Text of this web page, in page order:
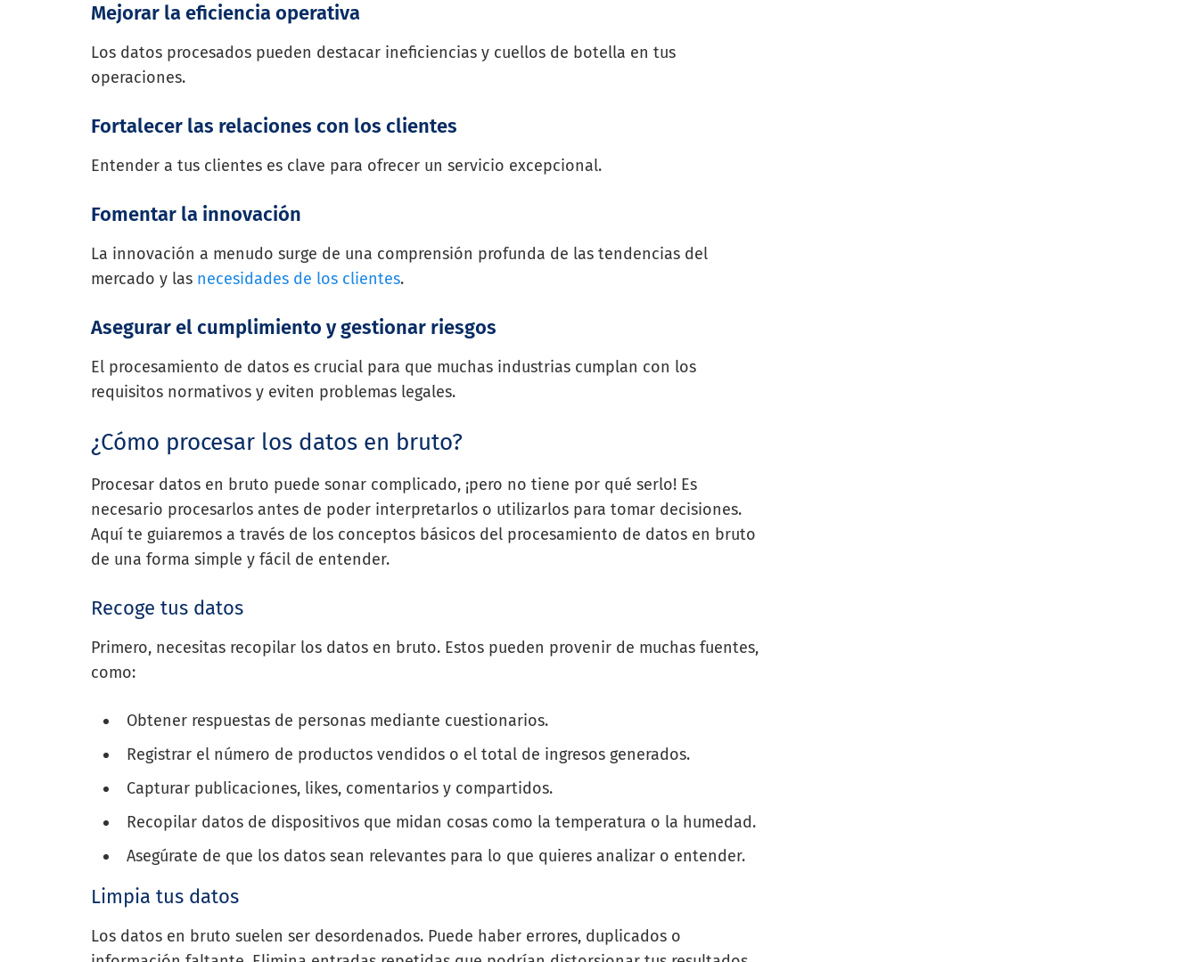
Mejorar la eficiencia operativa
Los datos procesados pueden destacar ineficiencias y cuellos de botella en tus
operaciones.
Fortalecer las relaciones con los clientes
Entender a tus clientes es clave para ofrecer un servicio excepcional.
Fomentar la innovación
La innovación a menudo surge de una comprensión profunda de las tendencias del
mercado y las necesidades de los clientes.
Asegurar el cumplimiento y gestionar riesgos
El procesamiento de datos es crucial para que muchas industrias cumplan con los
requisitos normativos y eviten problemas legales.
¿Cómo procesar los datos en bruto?
Procesar datos en bruto puede sonar complicado, ¡pero no tiene por qué serlo! Es
necesario procesarlos antes de poder interpretarlos o utilizarlos para tomar decisiones.
Aquí te guiaremos a través de los conceptos básicos del procesamiento de datos en bruto
de una forma simple y fácil de entender.
Recoge tus datos
Primero, necesitas recopilar los datos en bruto. Estos pueden provenir de muchas fuentes,
como:
Obtener respuestas de personas mediante cuestionarios.
Registrar el número de productos vendidos o el total de ingresos generados.
Capturar publicaciones, likes, comentarios y compartidos.
Recopilar datos de dispositivos que midan cosas como la temperatura o la humedad.
Asegúrate de que los datos sean relevantes para lo que quieres analizar o entender.
Limpia tus datos
Los datos en bruto suelen ser desordenados. Puede haber errores, duplicados o